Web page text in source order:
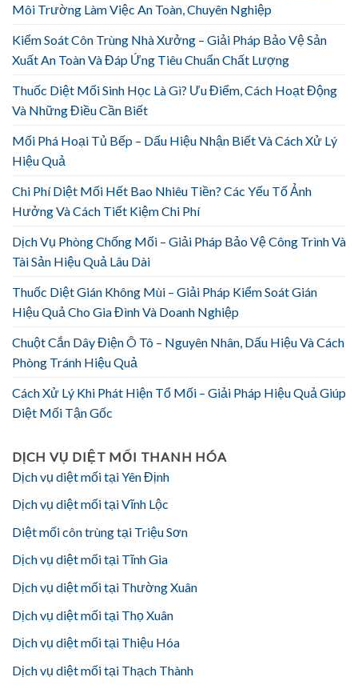
Môi Trường Làm Việc An Toàn, Chuyên Nghiệp
Kiểm Soát Côn Trùng Nhà Xưởng – Giải Pháp Bảo Vệ Sản
Xuất An Toàn Và Đáp Ứng Tiêu Chuẩn Chất Lượng
Thuốc Diệt Mối Sinh Học Là Gì? Ưu Điểm, Cách Hoạt Động
Và Những Điều Cần Biết
Mối Phá Hoại Tủ Bếp – Dấu Hiệu Nhận Biết Và Cách Xử Lý
Hiệu Quả
Chi Phí Diệt Mối Hết Bao Nhiêu Tiền? Các Yếu Tố Ảnh
Hưởng Và Cách Tiết Kiệm Chi Phí
Dịch Vụ Phòng Chống Mối – Giải Pháp Bảo Vệ Công Trình Và
Tài Sản Hiệu Quả Lâu Dài
Thuốc Diệt Gián Không Mùi – Giải Pháp Kiểm Soát Gián
Hiệu Quả Cho Gia Đình Và Doanh Nghiệp
Chuột Cắn Dây Điện Ô Tô – Nguyên Nhân, Dấu Hiệu Và Cách
Phòng Tránh Hiệu Quả
Cách Xử Lý Khi Phát Hiện Tổ Mối – Giải Pháp Hiệu Quả Giúp
Diệt Mối Tận Gốc
DỊCH VỤ DIỆT MỐI THANH HÓA
Dịch vụ diệt mối tại Yên Định
Dịch vụ diệt mối tại Vĩnh Lộc
Diệt mối côn trùng tại Triệu Sơn
Dịch vụ diệt mối tại Tĩnh Gia
Dịch vụ diệt mối tại Thường Xuân
Dịch vụ diệt mối tại Thọ Xuân
Dịch vụ diệt mối tại Thiệu Hóa
Dịch vụ diệt mối tại Thạch Thành